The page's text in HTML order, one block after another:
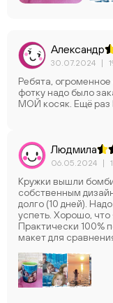
Александр
30.07.2024 |
Ребята,
фотку надо было
МОЙ косяк. Ещё раз
Людмила
06.05.2024 |
Кружки вышли
собственным
долго (10 дней).
успеть. Хорошо, что
Практически 100%